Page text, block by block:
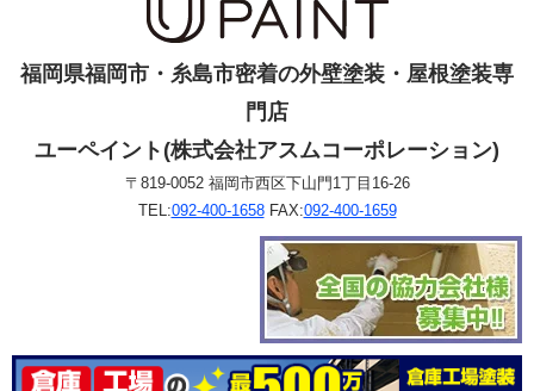
福岡県福岡市・糸島市密着の外壁塗装・屋根塗装専
門店
ユーペイント(株式会社アスムコーポレーション)
〒819-0052 福岡市西区下山門1丁目16-26
TEL:092-400-1658FAX:092-400-1659